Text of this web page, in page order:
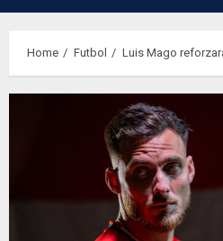
Menu
Home Futbol Luis Mago